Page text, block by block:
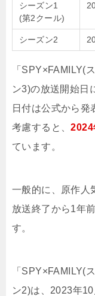
シーズン1
(第2クール)
シーズン2
「SPY×FAMILY(
ン3)の放送開始日
日付は公式から発
考慮すると、2024
ています。
一般的に、原作人
放送終了から1年
す。
「SPY×FAMILY(
ン2)は、2023年